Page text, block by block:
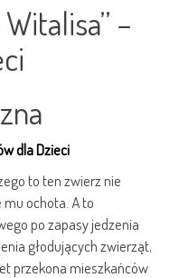
–
dla Dzieci
to ten zwierz nie
mu ochota. A to
po zapasy jedzenia
głodujących zwierząt,
przekona mieszkańców